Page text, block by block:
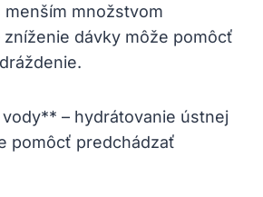
množstvom
dávky môže pomôcť
– hydrátovanie ústnej
pomôcť predchádzať